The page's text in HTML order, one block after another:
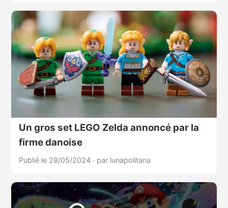
Un gros set LEGO Zelda annoncé par la
firme danoise
Publié le 28/05/2024 · par lunapolitana